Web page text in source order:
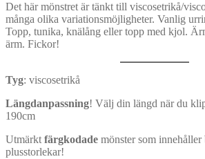
Det här mönstret är tänkt till viscosetrikå/
många olika variationsmöjligheter. Vanlig
Topp, tunika, knälång eller topp med kjol.
ärm. Fickor!
Tyg: viscosetrikå
Längdanpassning! Välj din längd när du
190cm
Utmärkt färgkodade mönster som innehåller
plusstorlekar!